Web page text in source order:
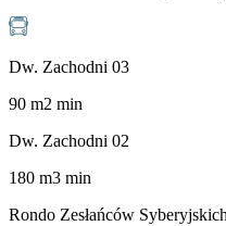
Dw. Zachodni 03
90 m2 min
Dw. Zachodni 02
180 m3 min
Rondo Zesłańców